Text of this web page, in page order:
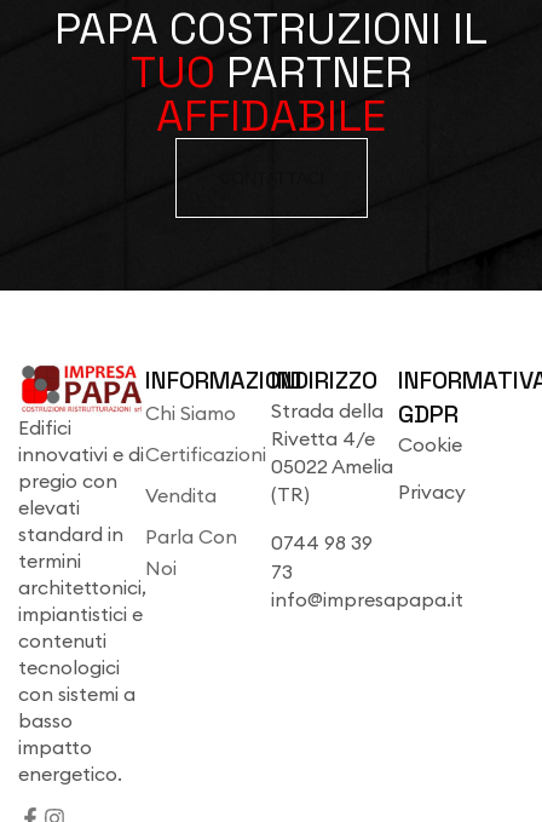
PAPA COSTRUZIONI IL
TUO PARTNER
AFFIDABILE
Edifici
innovativi e di
pregio con
elevati
standard in
termini
architettonici,
impiantistici e
contenuti
tecnologici
con sistemi a
basso
impatto
energetico.
INFORMAZIONI
Chi Siamo
Certificazioni
Vendita
Parla Con
Noi
INDIRIZZO
Strada della
Rivetta 4/e
05022 Amelia
(TR)
0744 98 39
73
info@impresapapa.it
GDPR
Cookie
Privacy